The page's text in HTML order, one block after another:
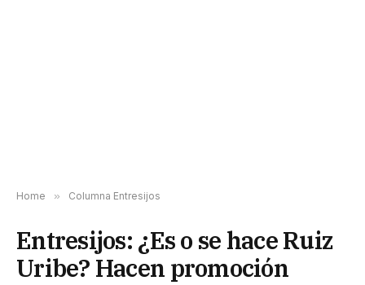
Home » Columna Entresijos
Entresijos: ¿Es o se hace Ruiz
Uribe? Hacen promoción